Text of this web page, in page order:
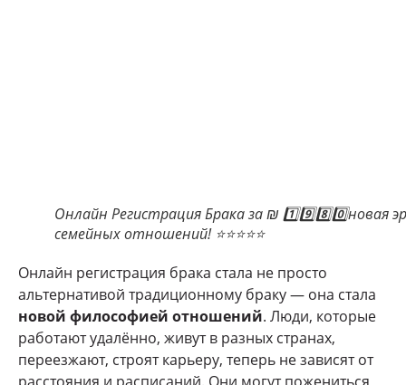
Онлайн Регистрация Брака за ₪ 1️⃣9️⃣8️⃣0️⃣новая
семейных отношений! ⭐⭐⭐⭐⭐
Онлайн регистрация брака стала не просто
альтернативой традиционному браку — она стала
новой философией отношений. Люди, которые
работают удалённо, живут в разных странах,
переезжают, строят карьеру, теперь не зависят от